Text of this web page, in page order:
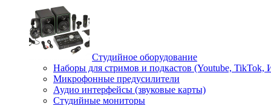
Студийное оборудование
Наборы для стримов и подкастов (Youtube, TikTok,
Микрофонные предусилители
Аудио интерфейсы (звуковые карты)
Студийные мониторы